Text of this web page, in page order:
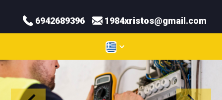
6942689396 1984xristos@gmail.com